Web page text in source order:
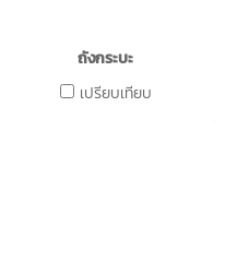
ถังกระบะ
เปรียบเทียบ